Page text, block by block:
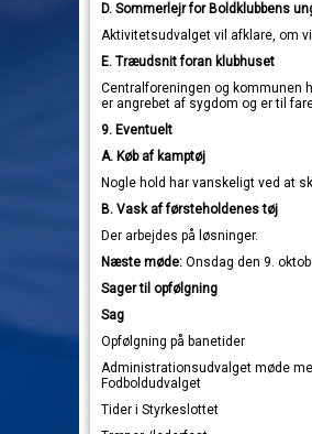
D. Sommerlejr for Boldklubbens
Aktivitetsudvalget vil afklare, om
E. Træudsnit foran klubhuset
Centralforeningen og kommunen
er angrebet af sygdom og er til
9. Eventuelt
A. Køb af kamptøj
Nogle hold har vanskeligt ved at
B. Vask af førsteholdenes tøj
Der arbejdes på løsninger.
Næste møde: Onsdag den 9.
Sager til opfølgning
Sag
Opfølgning på banetider
Administrationsudvalget møde
Fodboldudvalget
Tider i Styrkeslottet